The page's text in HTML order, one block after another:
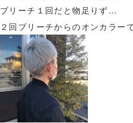
ブリーチ１回だと物足りず…
２回ブリーチからのオンカラー